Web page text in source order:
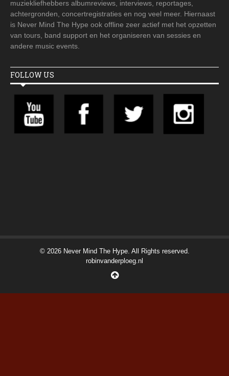
muziekliefhebbers albumreviews, interviews, reportages,
achtergronden, concertregistraties en nog veel meer. Hiernaast
is Never Mind The Hype ook offline zeer actief met het opzetten
van tours, band support en het organiseren van sessies en
andere music events.
FOLLOW US
© 2026 Never Mind The Hype. All Rights reserved.
robinvanderploeg.nl